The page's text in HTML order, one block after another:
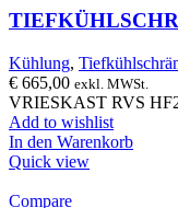
Kühlung,
€ 665,00 exkl. MWSt.
VRIESKAST RVS
Add to wishlist
In den Warenkorb
Quick view
Compare